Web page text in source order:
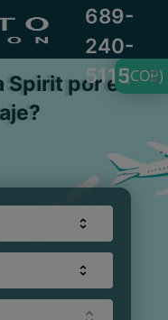
689-
240-
5115
Spirit por el(COP)